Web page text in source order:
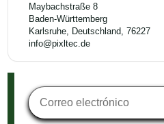
Maybachstraße 8
Baden-Württemberg
Karlsruhe, Deutschland, 76227
info@pixltec.de
Suscripción al boletín